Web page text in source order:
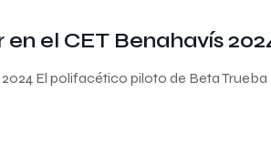
el CET Benahavís
El polifacético piloto de Beta